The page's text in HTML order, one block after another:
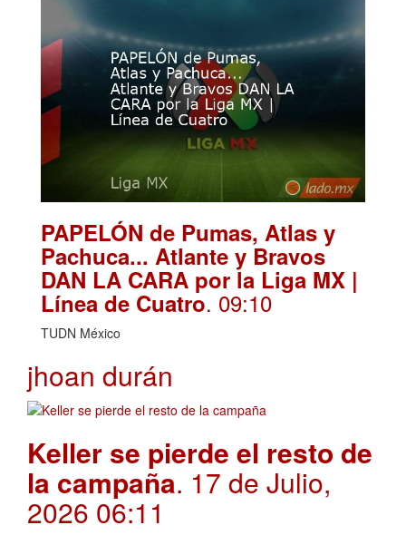
PAPELÓN de Pumas, Atlas y
Pachuca... Atlante y Bravos
DAN LA CARA por la Liga MX |
Línea de Cuatro. 09:10
TUDN México
jhoan durán
Keller se pierde el resto de
la campaña. 17 de Julio,
2026 06:11